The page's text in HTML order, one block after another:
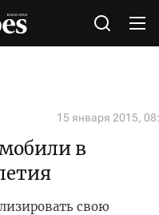
15 января 2015,
в
свою